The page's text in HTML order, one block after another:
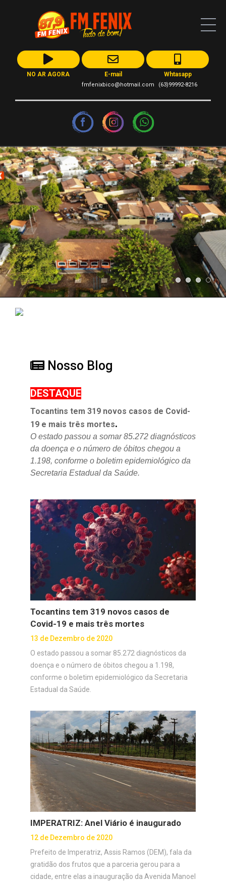
NO AR AGORA E-mail
fmfenixbico@hotmail.com
Whtasapp
(63)99992-8216
Nosso Blog
DESTAQUE
Tocantins tem 319 novos casos de Covid-
19 e mais três mortes.
O estado passou a somar 85.272 diagnósticos
da doença e o número de óbitos chegou a
1.198, conforme o boletim epidemiológico da
Secretaria Estadual da Saúde.
Tocantins tem 319 novos casos de
Covid-19 e mais três mortes
13 de Dezembro de 2020
O estado passou a somar 85.272 diagnósticos da
doença e o número de óbitos chegou a 1.198,
conforme o boletim epidemiológico da Secretaria
Estadual da Saúde.
IMPERATRIZ: Anel Viário é inaugurado
12 de Dezembro de 2020
Prefeito de Imperatriz, Assis Ramos (DEM), fala da
gratidão dos frutos que a parceria gerou para a
cidade, entre elas a inauguração da Avenida Manoel